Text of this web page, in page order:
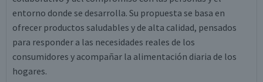
entorno donde se desarrolla. Su propuesta se basa en
ofrecer productos saludables y de alta calidad, pensados
para responder a las necesidades reales de los
consumidores y acompañar la alimentación diaria de los
hogares.